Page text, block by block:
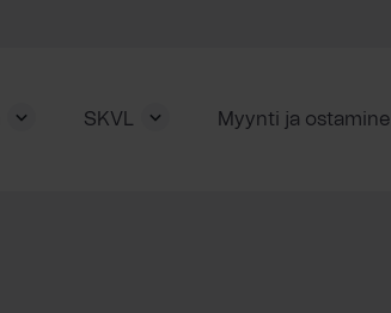
SKVL Myynti ja